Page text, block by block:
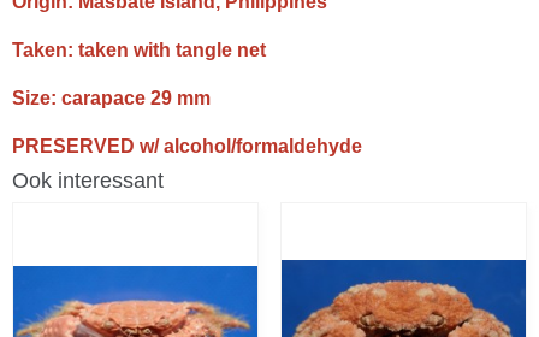
Taken: taken with tangle net
Size: carapace 29 mm
PRESERVED w/ alcohol/formaldehyde
Ook interessant